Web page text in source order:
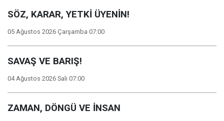
SÖZ, KARAR, YETKİ ÜYENİN!
05 Ağustos 2026 Çarşamba 07:00
SAVAŞ VE BARIŞ!
04 Ağustos 2026 Salı 07:00
ZAMAN, DÖNGÜ VE İNSAN